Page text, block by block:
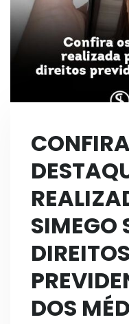
SIMEGO
DIREITOS
DOS